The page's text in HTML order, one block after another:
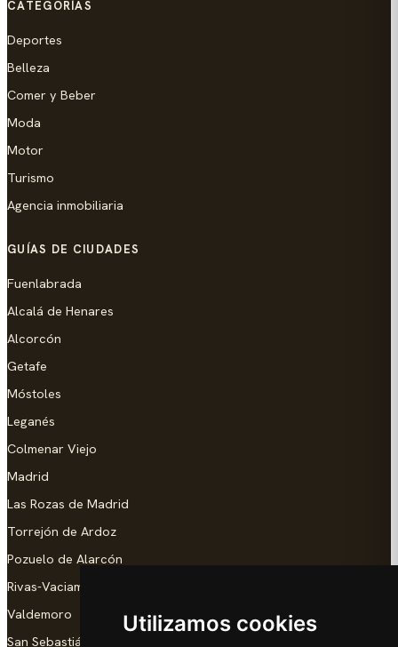
Utilizamos cookies
CATEGORÍAS
Deportes
Belleza
Comer y Beber
Moda
Motor
Turismo
Agencia inmobiliaria
GUÍAS DE CIUDADES
Fuenlabrada
Alcalá de Henares
Alcorcón
Getafe
Móstoles
Leganés
Colmenar Viejo
Madrid
Las Rozas de Madrid
Torrejón de Ardoz
Pozuelo de Alarcón
Rivas-Vaciamadrid
Valdemoro
San Sebastián de los Reyes